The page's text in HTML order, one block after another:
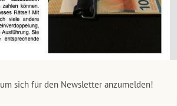
um sich für den Newsletter anzumelden!